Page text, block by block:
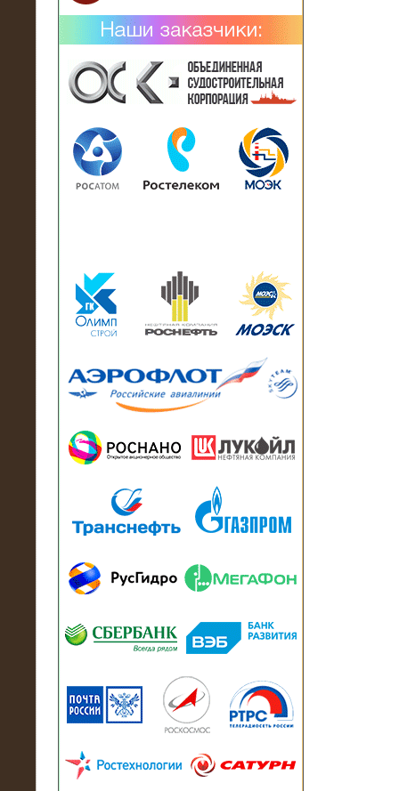
02.02.2019
Нагрузочный комплекс 26 МВт (10
кВ) поставлен в аренду на
13.07.2018
модуль в контейнере 2700 кВА на
Балтийский завод
Активно-реактивные нагрузочные
модули 15 МВт (21,5 МВА) На Кубок
конфедераций